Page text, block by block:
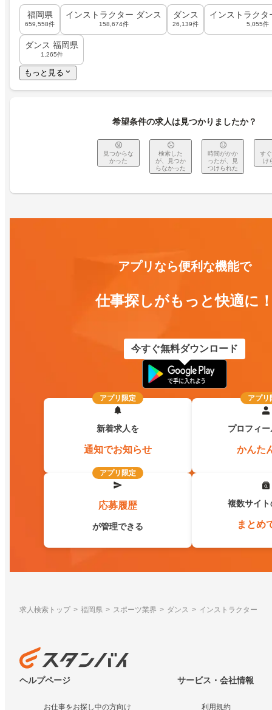
福岡県
659,558件
インストラクター ダンス
158,674件
ダンス
26,139件
インストラクタ
5,055件
ダンス 福岡県
1,265件
もっと見る
希望条件の求人は見つかりましたか？
見つからな
かった
検索した
が、見つか
らなかった
時間がかか
ったが、見
つけられた
す
け
アプリなら便利な機能で
仕事探しがもっと快適に
今すぐ無料ダウンロード
アプリ限定
新着求人を
通知でお知らせ
アプリ
プロフィ
かんた
アプリ限定
応募履歴
が管理できる
複数サイ
まとめ
求人検索トップ 福岡県 スポーツ業界 ダンス インストラクター
ヘルプページ
お仕事をお探し中の方向け
サービス・会社情報
利用規約